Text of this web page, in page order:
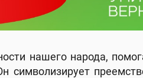
нашего народа,
символизирует